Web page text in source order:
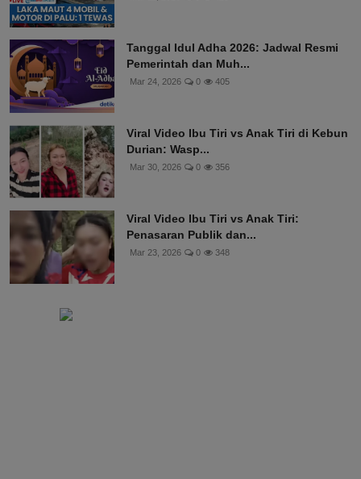
Tanggal Idul Adha 2026: Jadwal Resmi
Pemerintah dan Muh...
Mar 24, 2026 0 405
Viral Video Ibu Tiri vs Anak Tiri di Kebun
Durian: Wasp...
Mar 30, 2026 0 356
Viral Video Ibu Tiri vs Anak Tiri:
Penasaran Publik dan...
Mar 23, 2026 0 348